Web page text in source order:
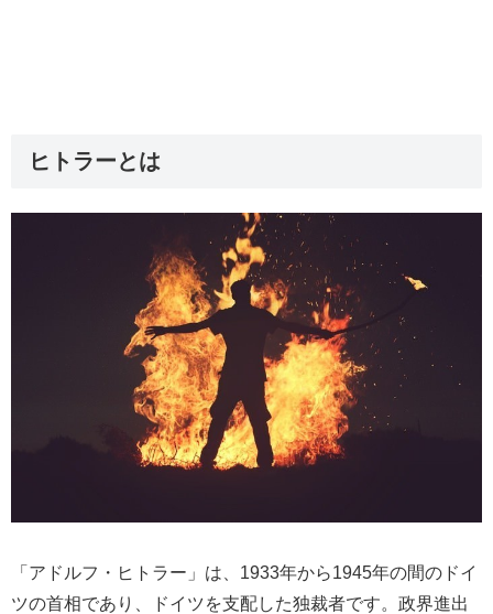
ヒトラーとは
「アドルフ・ヒトラー」は、1933年から1945年の間のドイ
ツの首相であり、ドイツを支配した独裁者です。政界進出